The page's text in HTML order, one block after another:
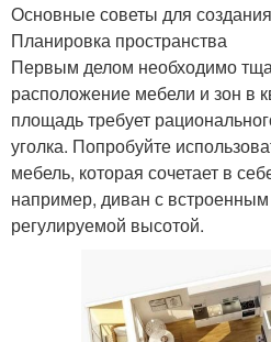
Основные советы для
Планировка пространства
Первым делом необходимо
расположение мебели и зон в
площадь требует
уголка. Попробуйте
мебель, которая сочетает в
например, диван с
регулируемой высотой.